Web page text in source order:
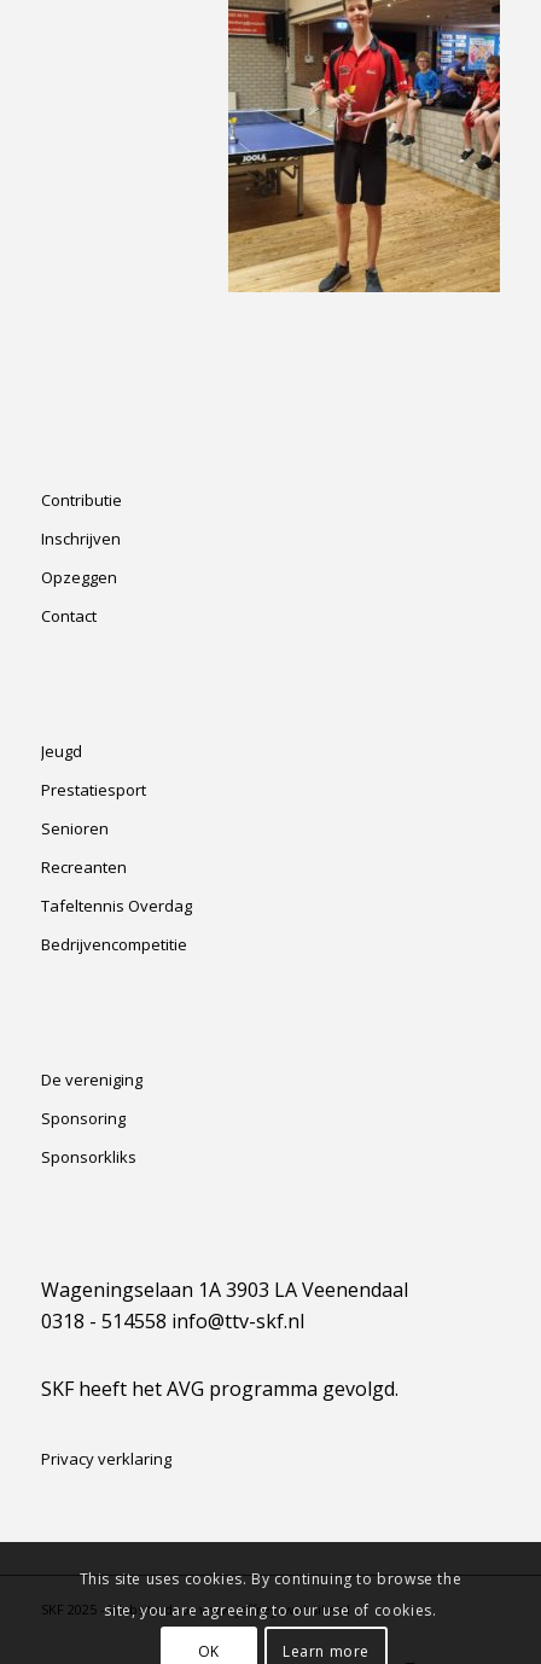
Contributie
Inschrijven
Opzeggen
Contact
Jeugd
Prestatiesport
Senioren
Recreanten
Tafeltennis Overdag
Bedrijvencompetitie
De vereniging
Sponsoring
Sponsorkliks
Wageningselaan 1A 3903 LA Veenendaal
0318 - 514558 info@ttv-skf.nl
SKF heeft het AVG programma gevolgd.
Privacy verklaring
SKF 2025 - Website door www.jeffreyswebsite.nl -powered by Enfold
This site uses cookies. By continuing to browse the
site, you are agreeing to our use of cookies.
OK Learn more